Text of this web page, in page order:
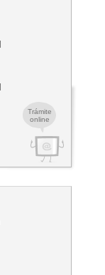
Trámite
online